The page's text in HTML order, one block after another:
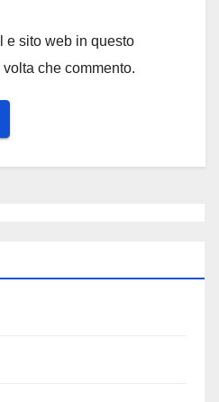
e sito web in questo
che commento.